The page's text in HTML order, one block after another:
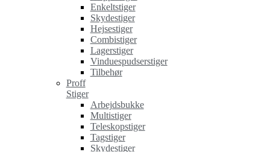
Enkeltstiger
Skydestiger
Hejsestiger
Combistiger
Lagerstiger
Vinduespudserstiger
Tilbehør
Proff
Stiger
Arbejdsbukke
Multistiger
Teleskopstiger
Tagstiger
Skydestiger